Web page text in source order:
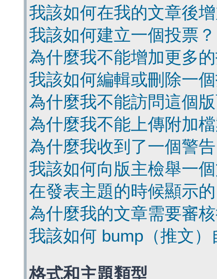
我該如何在我的文章後
我該如何建立一個投票？
為什麼我不能增加更多
我該如何編輯或刪除一
為什麼我不能訪問這個
為什麼我不能上傳附加
為什麼我收到了一個警
我該如何向版主檢舉一
在發表主題的時候顯示
為什麼我的文章需要審
我該如何 bump（推文
格式和主題類型